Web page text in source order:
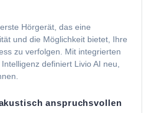
Hörgerät, das eine
und die Möglichkeit bietet, Ihre
zu verfolgen. Mit integrierten
definiert Livio AI neu,
anspruchsvollen